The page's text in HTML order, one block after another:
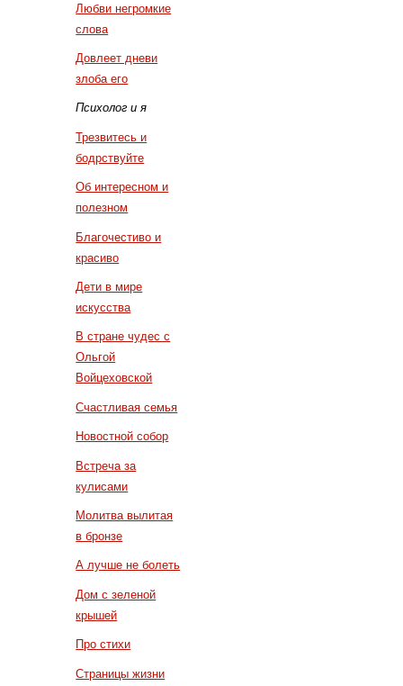
Любви негромкие
слова
Довлеет дневи
злоба его
Психолог и я
Трезвитесь и
бодрствуйте
Об интересном и
полезном
Благочестиво и
красиво
Дети в мире
искусства
В стране чудес с
Ольгой
Войцеховской
Счастливая семья
Новостной собор
Встреча за
кулисами
Молитва вылитая
в бронзе
А лучше не болеть
Дом с зеленой
крышей
Про стихи
Страницы жизни